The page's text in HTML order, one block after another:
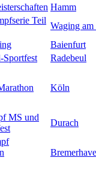
Hamm
Teil
Waging am
Baienfurt
Sportfest Radebeul
Köln
MS und
Durach